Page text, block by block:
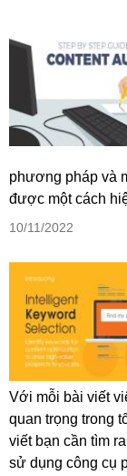
phương pháp và
được một cách
10/11/2022
Với mỗi bài viết
quan trọng trong
viết bạn cần tìm
sử dụng công cụ